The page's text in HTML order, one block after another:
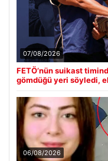
07/08/2026
FETÖ’nün suikast
gömdüğü yeri söyledi,
06/08/2026